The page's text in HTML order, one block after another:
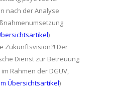
nach der Analyse
)
Zukunftsvision?! Der
Dienst zur Betreuung
Rahmen der DGUV,
Übersichtsartikel)